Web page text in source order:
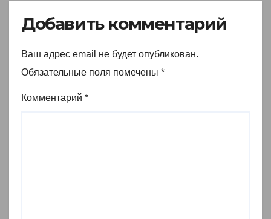
Добавить комментарий
Ваш адрес email не будет опубликован.
Обязательные поля помечены *
Комментарий *